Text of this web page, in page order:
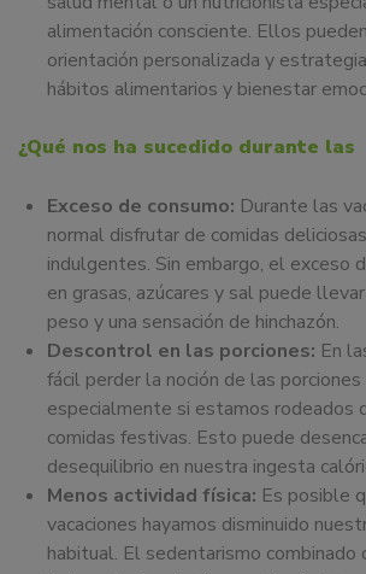
alimentación consciente. Ellos
orientación personalizada y
hábitos alimentarios y bienestar
¿Qué nos ha sucedido durante las
Exceso de consumo: Durante las
normal disfrutar de comidas
indulgentes. Sin embargo, el exceso
en grasas, azúcares y sal puede
peso y una sensación de hinchazón.
Descontrol en las porciones: En
fácil perder la noción de las porciones
especialmente si estamos rodeados
comidas festivas. Esto puede
desequilibrio en nuestra ingesta
Menos actividad física: Es posible
vacaciones hayamos disminuido
habitual. El sedentarismo combinado